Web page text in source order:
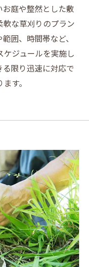
庭や整然とした敷
な草刈りのプラン
囲、時間帯など、
ジュールを実施し
限り迅速に対応で
す。